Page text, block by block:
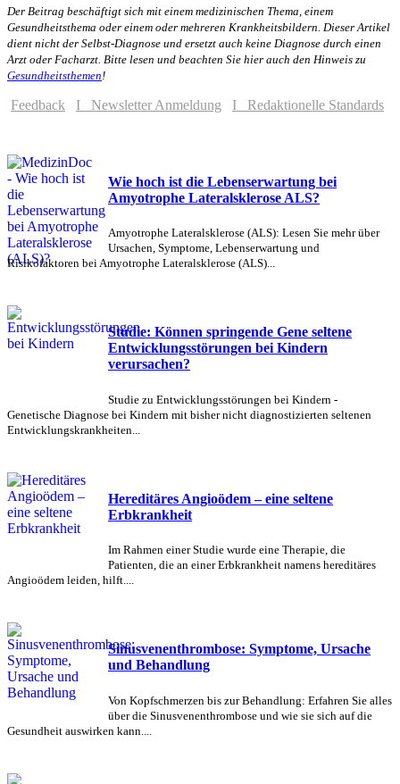
Der Beitrag beschäftigt sich mit einem medizinischen Thema, einem
Gesundheitsthema oder einem oder mehreren Krankheitsbildern. Dieser Artikel
dient nicht der Selbst-Diagnose und ersetzt auch keine Diagnose durch einen
Arzt oder Facharzt. Bitte lesen und beachten Sie hier auch den Hinweis zu
Gesundheitsthemen!
Feedback I Newsletter Anmeldung I Redaktionelle Standards
Wie hoch ist die Lebenserwartung bei
Amyotrophe Lateralsklerose ALS?
Amyotrophe Lateralsklerose (ALS): Lesen Sie mehr über
Ursachen, Symptome, Lebenserwartung und
Risikofaktoren bei Amyotrophe Lateralsklerose (ALS)...
Studie: Können springende Gene seltene
Entwicklungsstörungen bei Kindern
verursachen?
Studie zu Entwicklungsstörungen bei Kindern -
Genetische Diagnose bei Kindern mit bisher nicht diagnostizierten seltenen
Entwicklungskrankheiten...
Hereditäres Angioödem – eine seltene
Erbkrankheit
Im Rahmen einer Studie wurde eine Therapie, die
Patienten, die an einer Erbkrankheit namens hereditäres
Angioödem leiden, hilft....
Sinusvenenthrombose: Symptome, Ursache
und Behandlung
Von Kopfschmerzen bis zur Behandlung: Erfahren Sie alles
über die Sinusvenenthrombose und wie sie sich auf die
Gesundheit auswirken kann....